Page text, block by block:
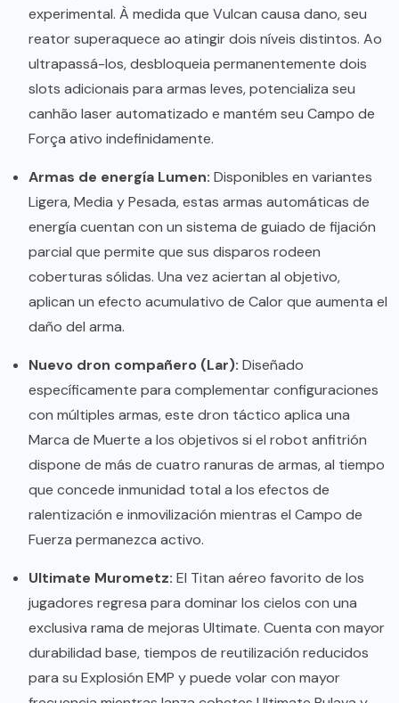
experimental. À medida que Vulcan causa dano, seu
reator superaquece ao atingir dois níveis distintos. Ao
ultrapassá-los, desbloqueia permanentemente dois
slots adicionais para armas leves, potencializa seu
canhão laser automatizado e mantém seu Campo de
Força ativo indefinidamente.
Armas de energía Lumen: Disponibles en variantes
Ligera, Media y Pesada, estas armas automáticas de
energía cuentan con un sistema de guiado de fijación
parcial que permite que sus disparos rodeen
coberturas sólidas. Una vez aciertan al objetivo,
aplican un efecto acumulativo de Calor que aumenta el
daño del arma.
Nuevo dron compañero (Lar): Diseñado
específicamente para complementar configuraciones
con múltiples armas, este dron táctico aplica una
Marca de Muerte a los objetivos si el robot anfitrión
dispone de más de cuatro ranuras de armas, al tiempo
que concede inmunidad total a los efectos de
ralentización e inmovilización mientras el Campo de
Fuerza permanezca activo.
Ultimate Murometz: El Titan aéreo favorito de los
jugadores regresa para dominar los cielos con una
exclusiva rama de mejoras Ultimate. Cuenta con mayor
durabilidad base, tiempos de reutilización reducidos
para su Explosión EMP y puede volar con mayor